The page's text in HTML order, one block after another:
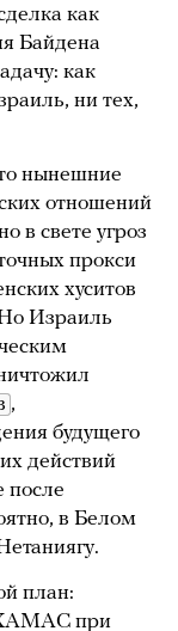
как
Байдена
как
ни тех,
нынешние
отношений
свете угроз
прокси
хуситов
Израиль
,
будущего
действий
после
в Белом
план:
ХАМАС при